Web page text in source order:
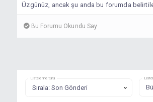
Üzgünüz, ancak şu anda bu forumda
Bu Forumu Okundu Say
Listeleme türü